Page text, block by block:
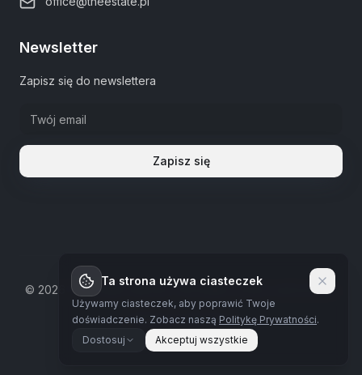
Newsletter
Zapisz się do newslettera
Zapisz się
© 2026 The Estate Warsaw.Wszystkie prawa zastrzeżone
Polityka prywatności
Ta strona używa ciasteczek
Używamy ciasteczek, aby poprawić Twoje
doświadczenie. Zobacz naszą Politykę Prywatności.
Dostosuj
Akceptuj wszystkie